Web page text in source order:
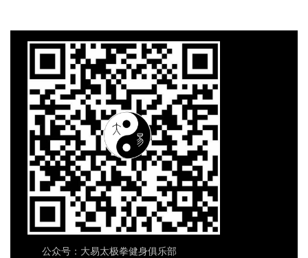
公众号：大易太极拳健身俱乐部